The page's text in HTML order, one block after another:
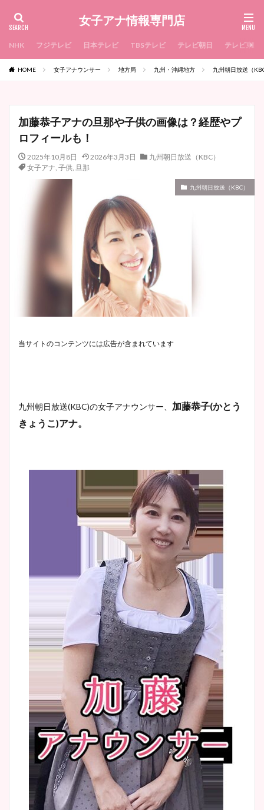
女子アナ情報専門店
NHK フジテレビ 日本テレビ TBSテレビ テレビ朝日 テレビ東京
HOME 女子アナウンサー 地方局 九州・沖縄地方 九州朝日放送（
加藤恭子アナの旦那や子供の画像は？経歴やプ
ロフィールも！
2025年10月8日 2026年3月3日
九州朝日放送（KBC）
女子アナ, 子供, 旦那
九州朝日放送（KBC）
当サイトのコンテンツには広告が含まれています
九州朝日放送(KBC)の女子アナウンサー、 加藤恭子(かとう
きょうこ )アナ。